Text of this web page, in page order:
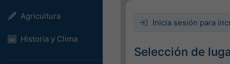
Agricultura
Historia y Clima
Inicia sesión para
Selección de